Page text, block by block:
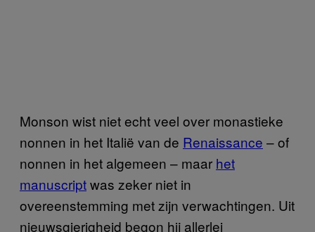
Monson wist niet echt veel over monastieke
nonnen in het Italië van de Renaissance – of
nonnen in het algemeen – maar het
manuscriptwas zeker niet in
overeenstemming met zijn verwachtingen. Uit
nieuwsgierigheid begon hij allerlei